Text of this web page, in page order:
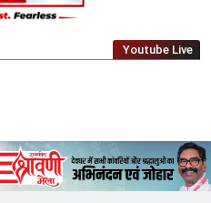
– Jharkhand's Leading Local
Youtube Live